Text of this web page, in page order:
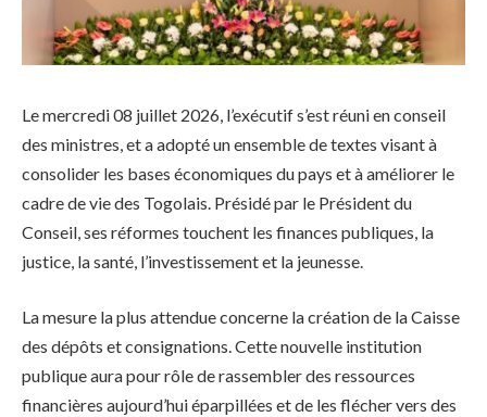
Le mercredi 08 juillet 2026, l’exécutif s’est réuni en conseil
des ministres, et a adopté un ensemble de textes visant à
consolider les bases économiques du pays et à améliorer le
cadre de vie des Togolais. Présidé par le Président du
Conseil, ses réformes touchent les finances publiques, la
justice, la santé, l’investissement et la jeunesse.
La mesure la plus attendue concerne la création de la Caisse
des dépôts et consignations. Cette nouvelle institution
publique aura pour rôle de rassembler des ressources
financières aujourd’hui éparpillées et de les flécher vers des